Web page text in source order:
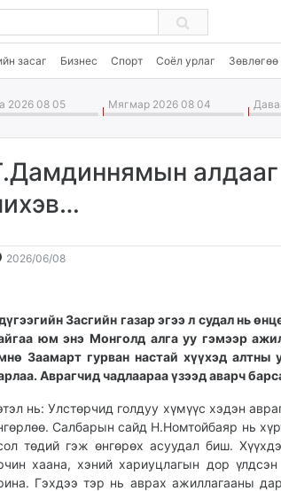
засаг Бизнес Спорт Соёл урлаг Зөвлөгөө
2026 08 05 Мягмар 2026 08 04
алдааг
2026/06/082026-
13:22:47
2026-
12:18:31
Засгийн газар эгээ л судал нь
юм энэ Монголд алга уу гэмээр
Заамарт гурван настай хүүхэд алтны
Аврагчид чадлаараа үзээд аварч
нь: Улстөрчид голдуу хүмүүс хэдэн
Салбарын сайд Н.Номтойбаяр нь
төдий гэж өнгөрөх асуудал биш.
хаана, хэний хариуцлагын дор
Гэхдээ тэр нь аврах ажиллагааны